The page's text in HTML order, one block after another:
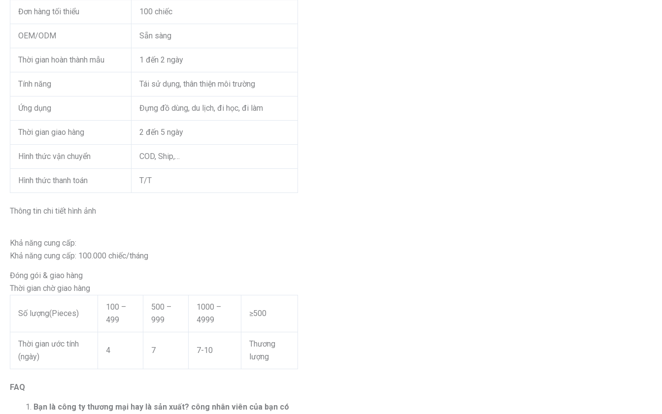
Đơn hàng tối thiểu 100 chiếc
OEM/ODM Sẵn sàng
Thời gian hoàn thành mẫu 1 đến 2 ngày
Tính năng Tái sử dụng, thân thiện môi trường
Ứng dụng Đựng đồ dùng, du lịch, đi học, đi làm
Thời gian giao hàng 2 đến 5 ngày
Hình thức vận chuyển COD, Ship,…
Hình thức thanh toán T/T
Thông tin chi tiết hình ảnh
Khả năng cung cấp:
Khả năng cung cấp: 100.000 chiếc/tháng
Đóng gói & giao hàng
Thời gian chờ giao hàng
Số lượng(Pieces)
100 –
499
500 –
999
1000 –
4999
≥500
Thời gian ước tính
(ngày)
4 7 7-10
Thương
lượng
FAQ
Bạn là công ty thương mại hay là sản xuất? công nhân viên của bạn có